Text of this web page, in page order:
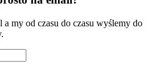
a my od czasu do czasu wyślemy do